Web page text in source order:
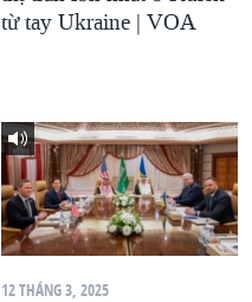
từ tay Ukraine | VOA
12 THÁNG 3, 2025